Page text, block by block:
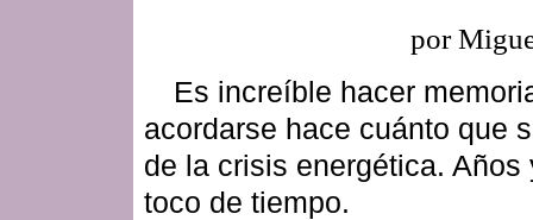
por
Es increíble hacer
acordarse hace cuánto que
de la crisis energética. Años
toco de tiempo.